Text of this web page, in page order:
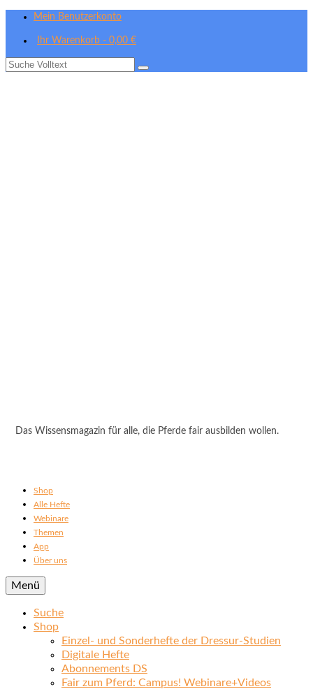
Mein Benutzerkonto
Ihr Warenkorb - 0,00 €
Suche
Das Wissensmagazin für alle, die Pferde fair ausbilden wollen.
Shop
Alle Hefte
Webinare
Themen
App
Über uns
Menü
Suche
Shop
Einzel- und Sonderhefte der Dressur-Studien
Digitale Hefte
Abonnements DS
Fair zum Pferd: Campus! Webinare+Videos